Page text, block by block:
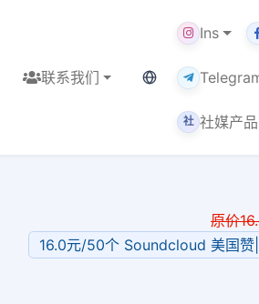
联系我们 当前语言：中文
Ins
社 社媒产品
原价
16.0元/50个 Soundcloud 美国